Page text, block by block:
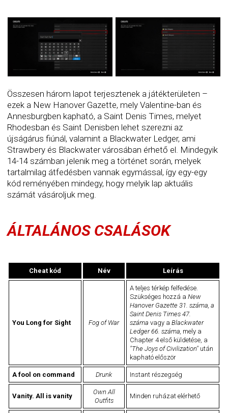
Összesen három lapot terjesztenek a játékterületen –
ezek a New Hanover Gazette, mely Valentine-ban és
Annesburgben kapható, a Saint Denis Times, melyet
Rhodesban és Saint Denisben lehet szerezni az
újságárus fiúnál, valamint a Blackwater Ledger, ami
Strawbery és Blackwater városában érhető el. Mindegyik
14-14 számban jelenik meg a történet során, melyek
tartalmilag átfedésben vannak egymással, így egy-egy
kód reményében mindegy, hogy melyik lap aktuális
számát vásároljuk meg.
ÁLTALÁNOS CSALÁSOK
Cheat kód Név Leírás
You Long for Sight Fog of War
A teljes térkép felfedése.
Szükséges hozzá a New
Hanover Gazette 31. száma, a
Saint Denis Times 47.
száma vagy a Blackwater
Ledger 66. száma, mely a
Chapter 4 első küldetése, a
"The Joys of Civilization" után
kapható először
A fool on command Drunk Instant részegség
Vanity. All is vanity
Own All
Outfits
Minden ruházat elérhető